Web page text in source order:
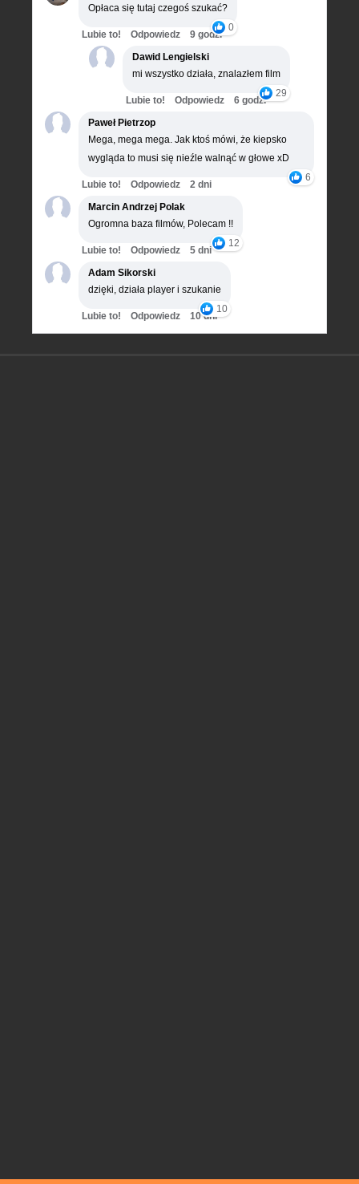
Opłaca się tutaj czegoś szukać?
0
Lubie to! Odpowiedz
9 godz.
Dawid Lengielski
mi wszystko działa, znalazłem film
29
Lubie to! Odpowiedz
6 godz.
Paweł Pietrzop
Mega, mega mega. Jak ktoś mówi, że kiepsko
wygląda to musi się nieźle walnąć w głowe xD
6
Lubie to! Odpowiedz
2 dni
Marcin Andrzej Polak
Ogromna baza filmów, Polecam !!
12
Lubie to! Odpowiedz
5 dni
Adam Sikorski
dzięki, działa player i szukanie
10
Lubie to! Odpowiedz 10 dni